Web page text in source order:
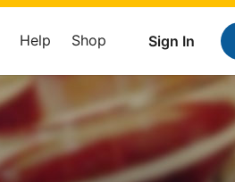
Sign In
Help Shop